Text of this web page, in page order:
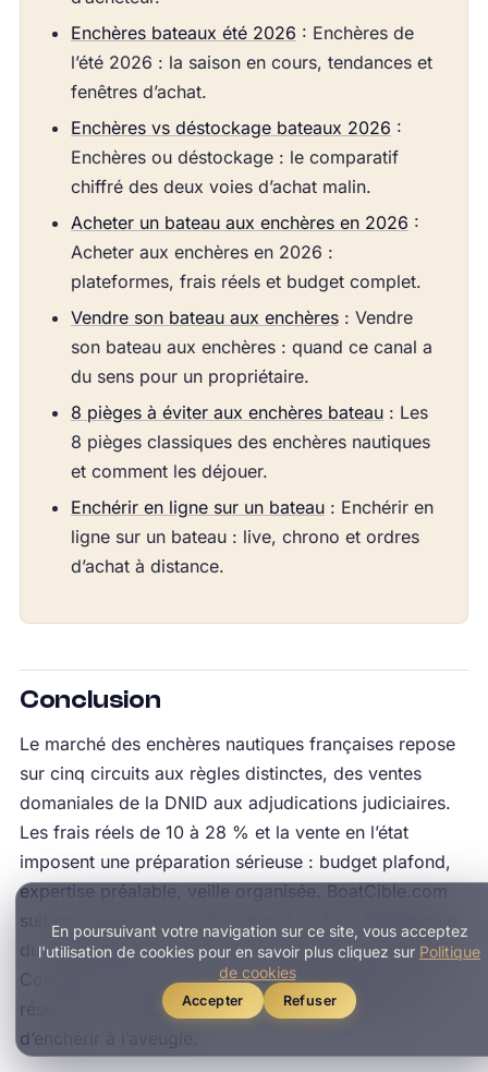
En poursuivant votre navigation sur ce site, vous acceptez
l'utilisation de cookies pour en savoir plus cliquez sur Politique
de cookies
Accepter Refuser
Enchères bateaux été 2026 : Enchères de
l’été 2026 : la saison en cours, tendances et
fenêtres d’achat.
Enchères vs déstockage bateaux 2026 :
Enchères ou déstockage : le comparatif
chiffré des deux voies d’achat malin.
Acheter un bateau aux enchères en 2026 :
Acheter aux enchères en 2026 :
plateformes, frais réels et budget complet.
Vendre son bateau aux enchères: Vendre
son bateau aux enchères : quand ce canal a
du sens pour un propriétaire.
8 pièges à éviter aux enchères bateau: Les
8 pièges classiques des enchères nautiques
et comment les déjouer.
Enchérir en ligne sur un bateau: Enchérir en
ligne sur un bateau : live, chrono et ordres
d’achat à distance.
Conclusion
Le marché des enchères nautiques françaises repose
sur cinq circuits aux règles distinctes, des ventes
domaniales de la DNID aux adjudications judiciaires.
Les frais réels de 10 à 28 % et la vente en l’état
imposent une préparation sérieuse : budget plafond,
expertise préalable, veille organisée. BoatCible.com
suit ces canaux en continu et met en face l’alternative
du déstockage, à état connu et garantie constructeur.
Comparez les deux circuits surBoatCible.com
réservez votre bateau au prix déstockage avant
d’enchérir à l’aveugle.